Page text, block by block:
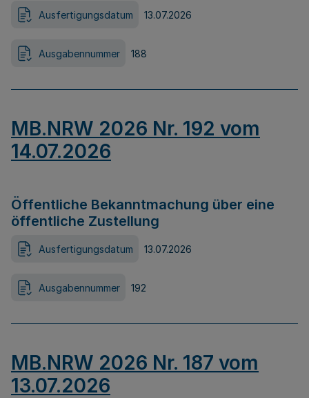
Ausfertigungsdatum 13.07.2026
Ausgabennummer 188
MB.NRW 2026 Nr. 192 vom
14.07.2026
Öffentliche Bekanntmachung über eine
öffentliche Zustellung
Ausfertigungsdatum 13.07.2026
Ausgabennummer 192
MB.NRW 2026 Nr. 187 vom
13.07.2026